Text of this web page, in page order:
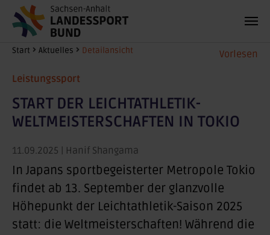
Zum Hauptinhalt springen Vorlesen
Sie sind hier:
Start Aktuelles Detailansicht
Leistungssport
START DER LEICHTATHLETIK-
WELTMEISTERSCHAFTEN IN TOKIO
11.09.2025 | Hanif Shangama
In Japans sportbegeisterter Metropole Tokio
findet ab 13. September der glanzvolle
Höhepunkt der Leichtathletik-Saison 2025
statt: die Weltmeisterschaften! Während die